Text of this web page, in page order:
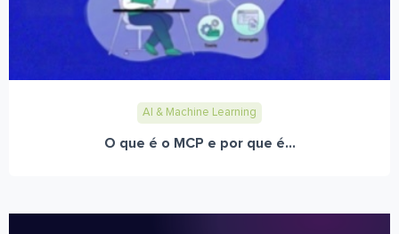
AI & Machine Learning
O que é o MCP e por que é...